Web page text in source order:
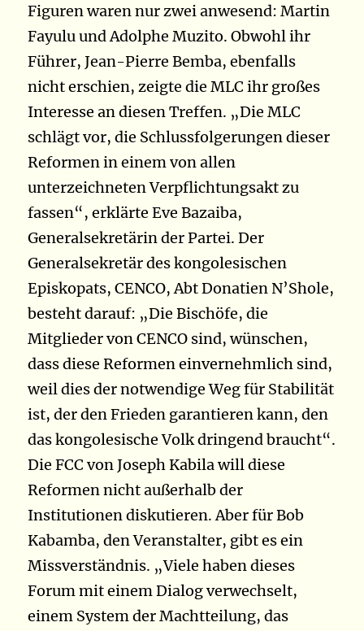
Figuren waren nur zwei anwesend: Martin
Fayulu und Adolphe Muzito. Obwohl ihr
Führer, Jean-Pierre Bemba, ebenfalls
nicht erschien, zeigte die MLC ihr großes
Interesse an diesen Treffen. „Die MLC
schlägt vor, die Schlussfolgerungen dieser
Reformen in einem von allen
unterzeichneten Verpflichtungsakt zu
fassen“, erklärte Eve Bazaiba,
Generalsekretärin der Partei. Der
Generalsekretär des kongolesischen
Episkopats, CENCO, Abt Donatien N’Shole,
besteht darauf: „Die Bischöfe, die
Mitglieder von CENCO sind, wünschen,
dass diese Reformen einvernehmlich sind,
weil dies der notwendige Weg für Stabilität
ist, der den Frieden garantieren kann, den
das kongolesische Volk dringend braucht“.
Die FCC von Joseph Kabila will diese
Reformen nicht außerhalb der
Institutionen diskutieren. Aber für Bob
Kabamba, den Veranstalter, gibt es ein
Missverständnis. „Viele haben dieses
Forum mit einem Dialog verwechselt,
einem System der Machtteilung, das